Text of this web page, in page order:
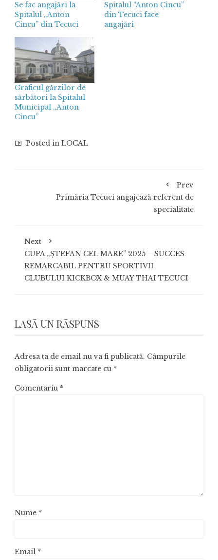
Se fac angajări la
Spitalul „Anton
Cincu” din Tecuci
Spitalul “Anton Cincu”
din Tecuci face
angajări
Graficul gărzilor de
sărbători la Spitalul
Municipal „Anton
Cincu”
Posted in LOCAL
Prev
Primăria Tecuci angajează referent de
specialitate
Next
CUPA „ȘTEFAN CEL MARE” 2025 – SUCCES
REMARCABIL PENTRU SPORTIVII
CLUBULUI KICKBOX & MUAY THAI TECUCI
LASĂ UN RĂSPUNS
Adresa ta de email nu va fi publicată. Câmpurile
obligatorii sunt marcate cu *
Comentariu *
Nume *
Email *